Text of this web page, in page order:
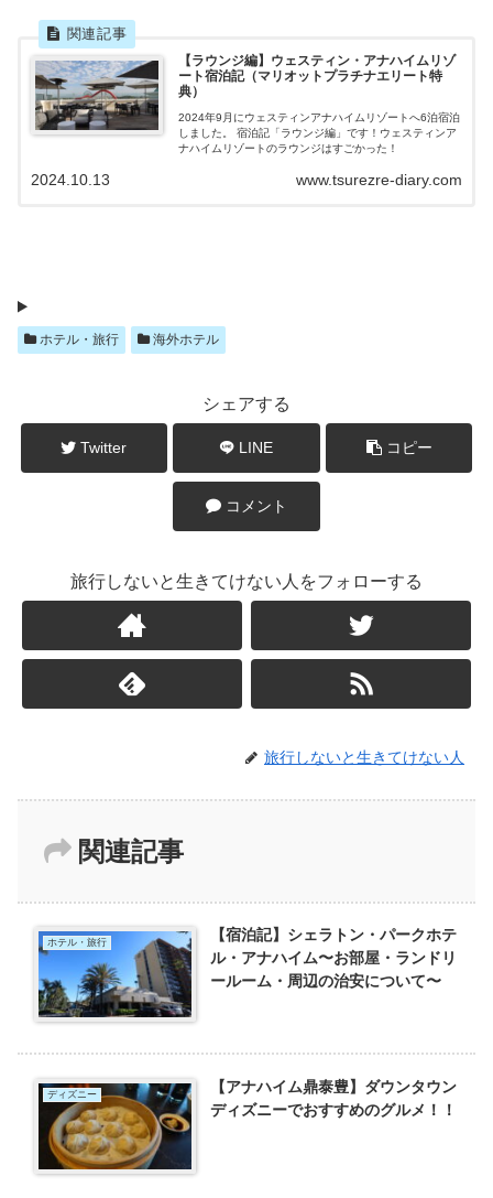
【ラウンジ編】ウェスティン・アナハイムリゾ
ート宿泊記（マリオットプラチナエリート特
典）
2024年9月にウェスティンアナハイムリゾートへ6泊宿泊
しました。 宿泊記「ラウンジ編」です！ウェスティンア
ナハイムリゾートのラウンジはすごかった！
www.tsurezre-diary.com
2024.10.13
ホテル・旅行 海外ホテル
シェアする
Twitter LINE コピー
コメント
旅行しないと生きてけない人をフォローする
旅行しないと生きてけない人
関連記事
ホテル・旅行
【宿泊記】シェラトン・パークホテ
ル・アナハイム〜お部屋・ランドリ
ールーム・周辺の治安について〜
ディズニー
【アナハイム鼎泰豊】ダウンタウン
ディズニーでおすすめのグルメ！！